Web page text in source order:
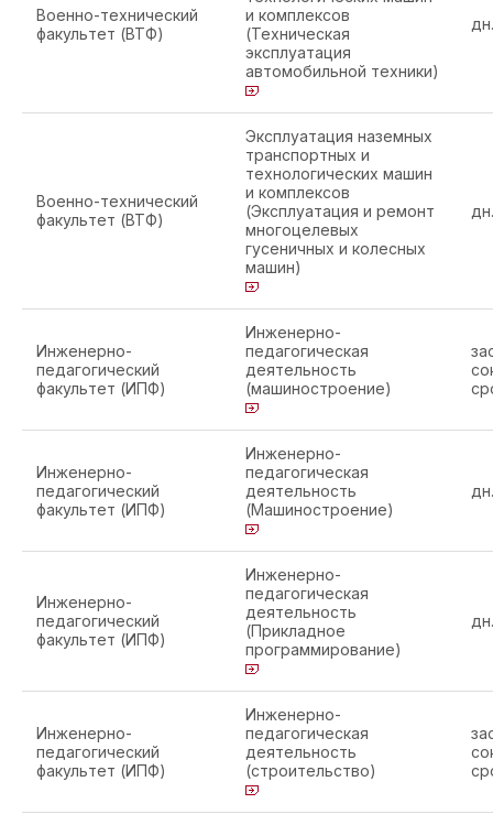
Военно-технический
факультет (ВТФ)
и комплексов
(Техническая
эксплуатация
автомобильной техники)
дн.
Военно-технический
факультет (ВТФ)
Эксплуатация наземных
транспортных и
технологических машин
и комплексов
(Эксплуатация и ремонт
многоцелевых
гусеничных и колесных
машин)
дн.
Инженерно-
педагогический
факультет (ИПФ)
Инженерно-
педагогическая
деятельность
(машиностроение)
Инженерно-
педагогический
факультет (ИПФ)
Инженерно-
педагогическая
деятельность
(Машиностроение)
дн.
Инженерно-
педагогический
факультет (ИПФ)
Инженерно-
педагогическая
деятельность
(Прикладное
программирование)
дн.
Инженерно-
педагогический
факультет (ИПФ)
Инженерно-
педагогическая
деятельность
(строительство)